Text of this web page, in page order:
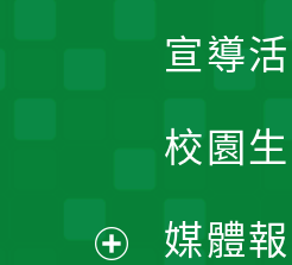
宣導
校園
媒體